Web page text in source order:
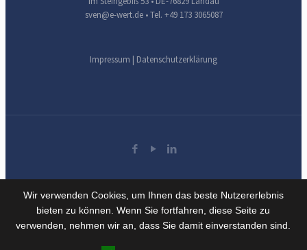
sven@e-wert.de• Tel. +49 173 3065087
Impressum | Datenschutzerklärung
Wir verwenden Cookies, um Ihnen das beste Nutzererlebnis
bieten zu können. Wenn Sie fortfahren, diese Seite zu
verwenden, nehmen wir an, dass Sie damit einverstanden sind.